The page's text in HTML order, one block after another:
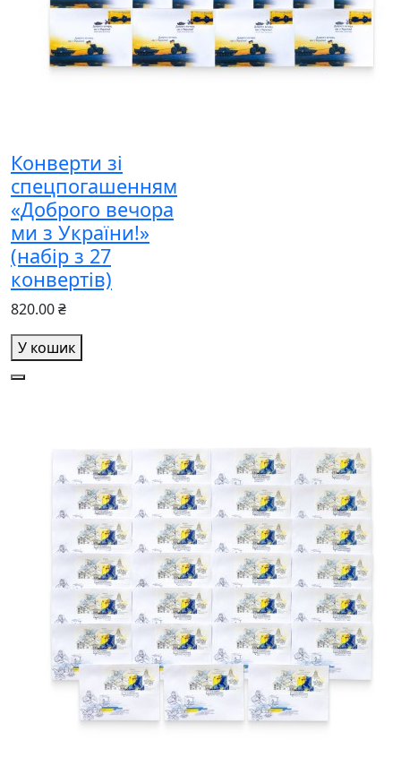
Конверти зі
спецпогашенням
«Доброго вечора
ми з України!»
(набір з 27
конвертів)
820.00 ₴
У кошик